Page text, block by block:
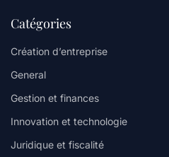
Catégories
Création d’entreprise
General
Gestion et finances
Innovation et technologie
Juridique et fiscalité